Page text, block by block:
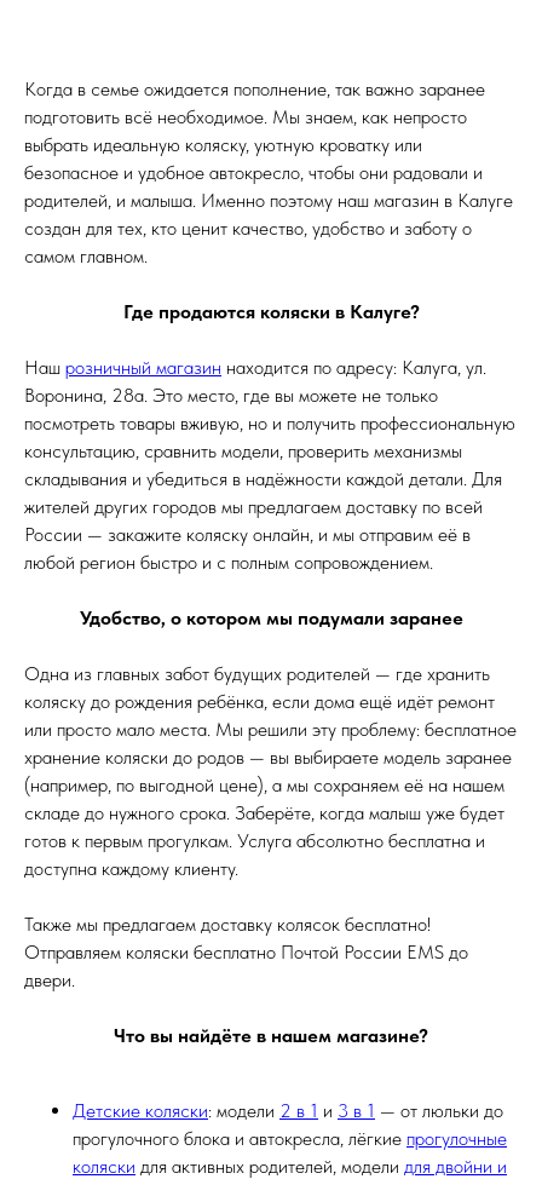
Когда в семье ожидается пополнение, так важно заранее
подготовить всё необходимое. Мы знаем, как непросто
выбрать идеальную коляску, уютную кроватку или
безопасное и удобное автокресло, чтобы они радовали и
родителей, и малыша. Именно поэтому наш магазин в Калуге
создан для тех, кто ценит качество, удобство и заботу о
самом главном.
Где продаются коляски в Калуге?
Наш розничный магазин находится по адресу: Калуга, ул.
Воронина, 28а. Это место, где вы можете не только
посмотреть товары вживую, но и получить профессиональную
консультацию, сравнить модели, проверить механизмы
складывания и убедиться в надёжности каждой детали. Для
жителей других городов мы предлагаем доставку по всей
России — закажите коляску онлайн, и мы отправим её в
любой регион быстро и с полным сопровождением.
Удобство, о котором мы подумали заранее
Одна из главных забот будущих родителей — где хранить
коляску до рождения ребёнка, если дома ещё идёт ремонт
или просто мало места. Мы решили эту проблему: бесплатное
хранение коляски до родов — вы выбираете модель заранее
(например, по выгодной цене), а мы сохраняем её на нашем
складе до нужного срока. Заберёте, когда малыш уже будет
готов к первым прогулкам. Услуга абсолютно бесплатна и
доступна каждому клиенту.
Также мы предлагаем доставку колясок бесплатно!
Отправляем коляски бесплатно Почтой России EMS до
двери.
Что вы найдёте в нашем магазине?
Детские коляски: модели 2 в 1 и 3 в 1 — от люльки до
прогулочного блока и автокресла, лёгкие прогулочные
коляски для активных родителей, модели для двойни и